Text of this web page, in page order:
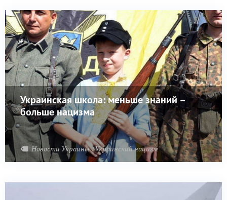
Украинская школа: меньше знаний –
больше нацизма
Новости Украины Украинский нацизм